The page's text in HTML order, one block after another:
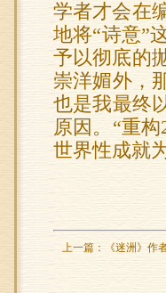
学者才会在
地将“诗意”
予以彻底的
崇洋媚外，
也是我最终
原因。“重
世界性成就
上一篇： 《迷洲》作